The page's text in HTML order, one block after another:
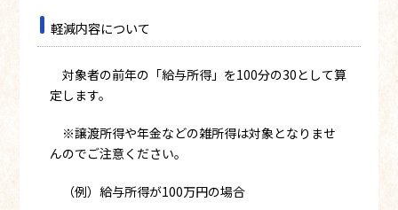
軽減内容について
対象者の前年の「給与所得」を100分の30として算
定します。
※譲渡所得や年金などの雑所得は対象となりませ
んのでご注意ください。
（例）給与所得が100万円の場合